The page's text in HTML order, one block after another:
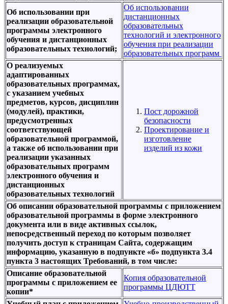
Об использовании при
реализации образовательной
программы электронного
обучения и дистанционных
образовательных технологий;
Об использовании
дистанционных
образовательных
технологий и электронного
обучения при реализации
образовательных программ
О реализуемых
адаптированных
образовательных программах,
с указанием учебных
предметов, курсов, дисциплин
(модулей), практики,
предусмотренных
соответствующей
образовательной программой,
а также об использовании при
реализации указанных
образовательных программ
электронного обучения и
дистанционных
образовательных технологий
Пост дорожной
безопасности
Проектирование и
изготовление
изделий из кожи
Об описании образовательной программы с приложением
образовательной программы в форме электронного
документа или в виде активных ссылок,
непосредственный переход по которым позволяет
получить доступ к страницам Сайта, содержащим
информацию, указанную в подпункте «б» подпункта 3.4
пункта 3 настоящих Требований, в том числе:
Описание образовательной
программы с приложением ее
копии*
Копия образовательной
программы ЦДЮТТ